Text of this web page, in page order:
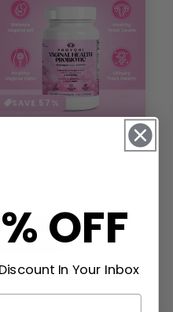
SAVE 57%
OFF
In Your Inbox